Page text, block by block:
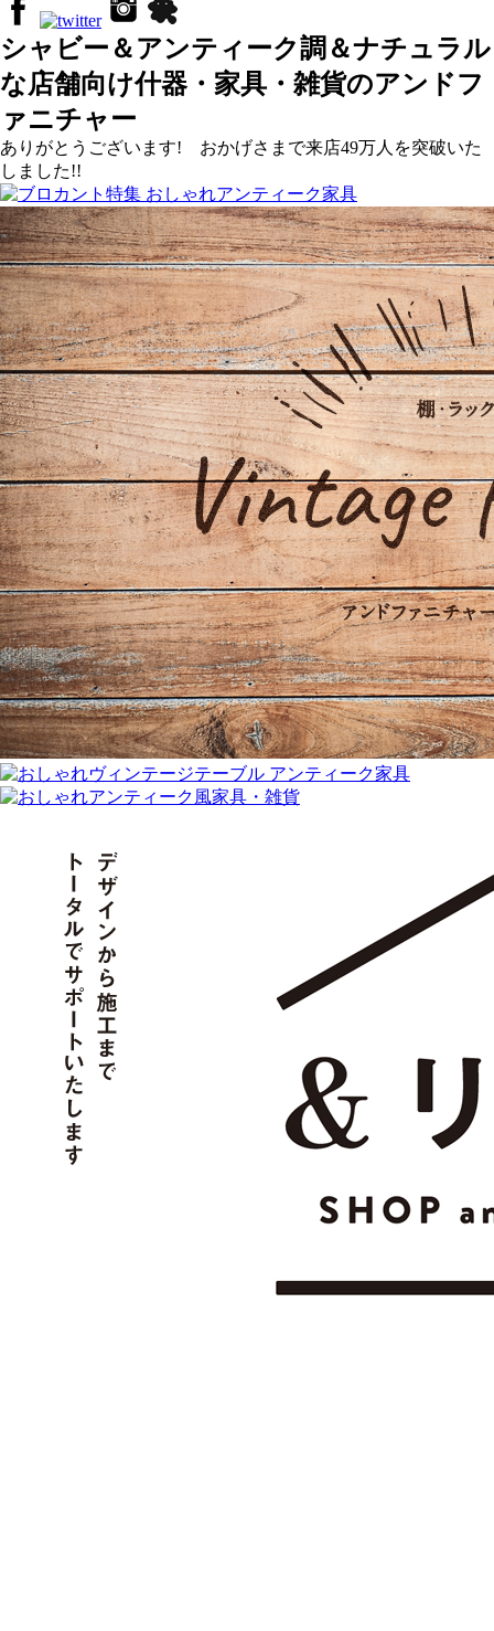
シャビー＆アンティーク調＆ナチュラル
な店舗向け什器・家具・雑貨のアンドフ
ァニチャー
ありがとうございます! おかげさまで来店49万人を突破いた
しました!!